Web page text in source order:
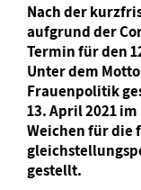
Nach der
aufgrund der
Termin für den
Unter dem
Frauenpolitik
13. April 2021
Weichen für die
gestellt.